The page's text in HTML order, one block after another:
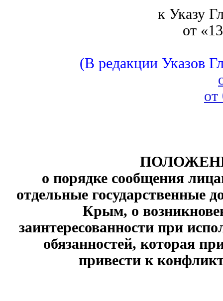
к Указу
от
(В редакции Указов
о порядке сообщения
отдельные государственные
Крым, о
заинтересованности при
обязанностей, которая
привести к